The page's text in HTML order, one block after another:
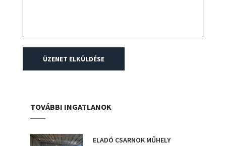
ÜZENET ELKÜLDÉSE
TOVÁBBI INGATLANOK
ELADÓ CSARNOK MŰHELY